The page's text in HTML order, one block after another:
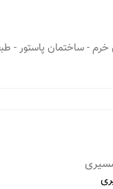
- ساختمان پاستور -